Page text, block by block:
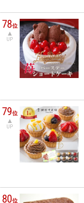
78位
UP
79位
UP
80位